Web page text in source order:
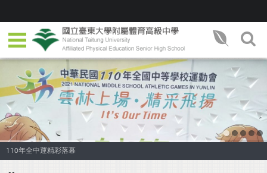
110年全中運精彩落幕